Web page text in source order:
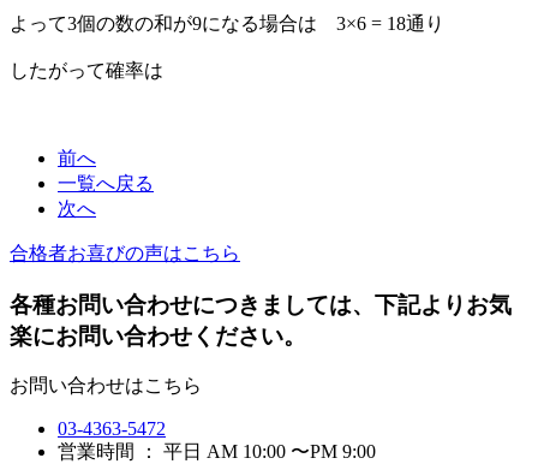
よって3個の数の和が9になる場合は 3×6 = 18通り
したがって確率は
前へ
一覧へ戻る
次へ
合格者お喜びの声はこちら
各種お問い合わせにつきましては、下記よりお気
楽にお問い合わせください。
お問い合わせはこちら
03-4363-5472
営業時間 ： 平日 AM 10:00 〜PM 9:00